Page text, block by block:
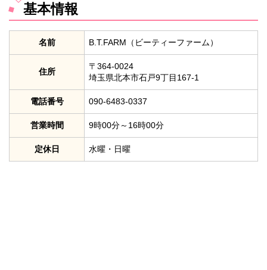
基本情報
名前 B.T.FARM（ビーティーファーム）
住所
〒364-0024
埼玉県北本市石戸9丁目167-1
電話番号 090-6483-0337
営業時間 9時00分～16時00分
定休日 水曜・日曜